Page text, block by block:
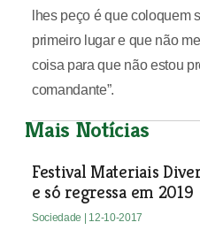
lhes peço é que coloquem
primeiro lugar e que não
coisa para que não estou
comandante”.
Mais Notícias
Festival Materiais
e só regressa em 2019
Sociedade | 12-10-2017